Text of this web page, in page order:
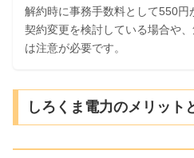
解約時に事務手数料として550
契約変更を検討している場合や
は注意が必要です。
しろくま電力のメリット